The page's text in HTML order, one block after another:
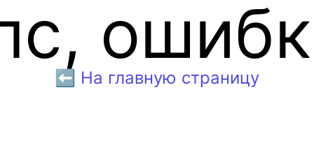
⬅️ На главную страницу